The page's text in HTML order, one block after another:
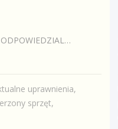
uprawnienia,
sprzęt,